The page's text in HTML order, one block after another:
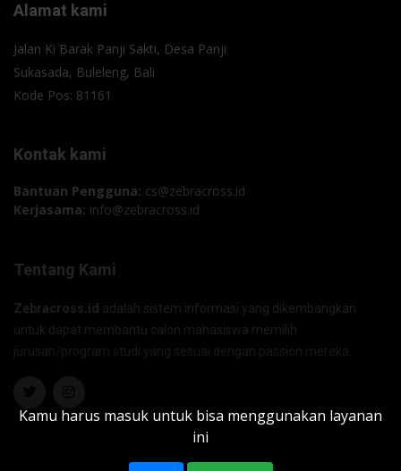
Kamu harus masuk untuk bisa menggunakan layanan
ini
Alamat kami
Jalan Ki Barak Panji Sakti, Desa Panji
Sukasada, Buleleng, Bali
Kode Pos: 81161
Kontak kami
Bantuan Pengguna: cs@zebracross.id
Kerjasama: info@zebracross.id
Tentang Kami
Zebracross.id adalah sistem informasi yang dikembangkan
untuk dapat membantu calon mahasiswa memilih
jurusan/program studi yang sesuai dengan passion mereka.